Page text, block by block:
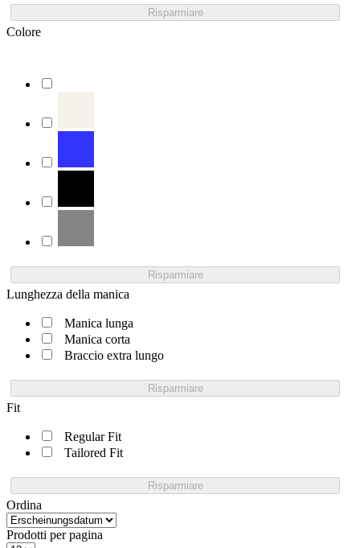
Risparmiare
Colore
Risparmiare
Lunghezza della manica
Manica lunga
Manica corta
Braccio extra lungo
Risparmiare
Fit
Regular Fit
Tailored Fit
Risparmiare
Ordina
Prodotti per pagina